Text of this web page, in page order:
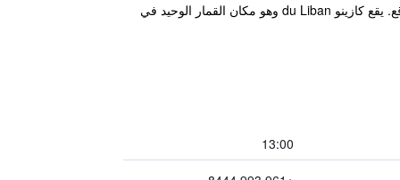
يقع هذا الفندق المواجه للشاطئ على بعد 22 كم من بيروت، ويطل على خليج جونيه، ويوفر غرفاً فسيحة ومطعماً في الموقع. يقع كازينو du Liban وهو مكان القمار الوحيد في
13:00